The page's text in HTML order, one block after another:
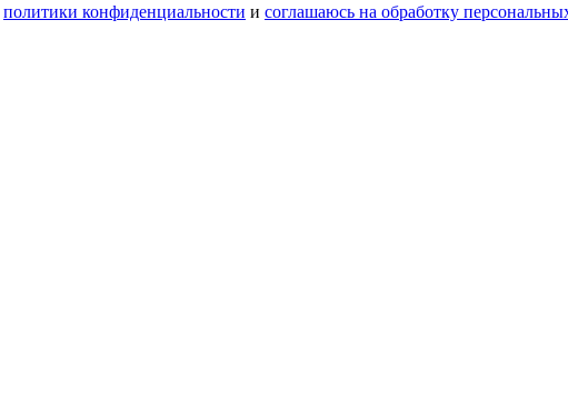
политики конфиденциальности и соглашаюсь на обработку